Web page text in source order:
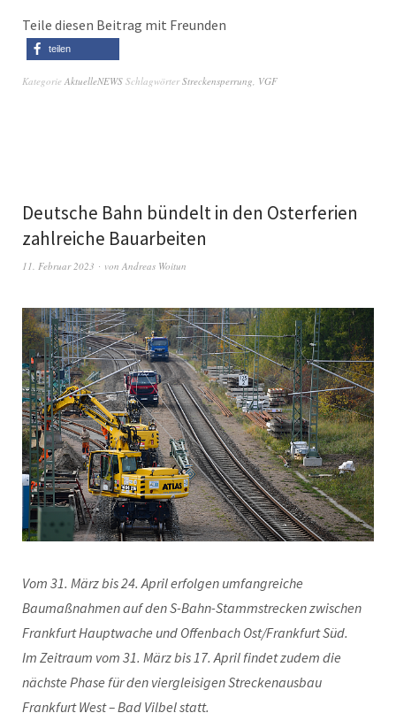
Teile diesen Beitrag mit Freunden
teilen
Kategorie AktuelleNEWS SchlagwörterStreckensperrung, VGF
Deutsche Bahn bündelt in den Osterferien
zahlreiche Bauarbeiten
11. Februar 2023 von Andreas Woitun
Vom 31. März bis 24. April erfolgen umfangreiche
Baumaßnahmen auf den S-Bahn-Stammstrecken zwischen
Frankfurt Hauptwache und Offenbach Ost/Frankfurt Süd.
Im Zeitraum vom 31. März bis 17. April findet zudem die
nächste Phase für den viergleisigen Streckenausbau
Frankfurt West – Bad Vilbel statt.